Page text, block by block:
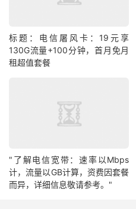
标题：电信屠风卡：19元享
130G流量+100分钟，首月免月
租超值套餐
"了解电信宽带：速率以Mbps
计，流量以GB计算，资费因套餐
而异，详细信息敬请参考。"